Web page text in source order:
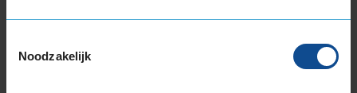
Noodzakelijk
235/55R18 104H EXTRALOAD